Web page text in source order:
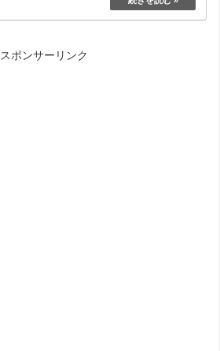
スポンサーリンク